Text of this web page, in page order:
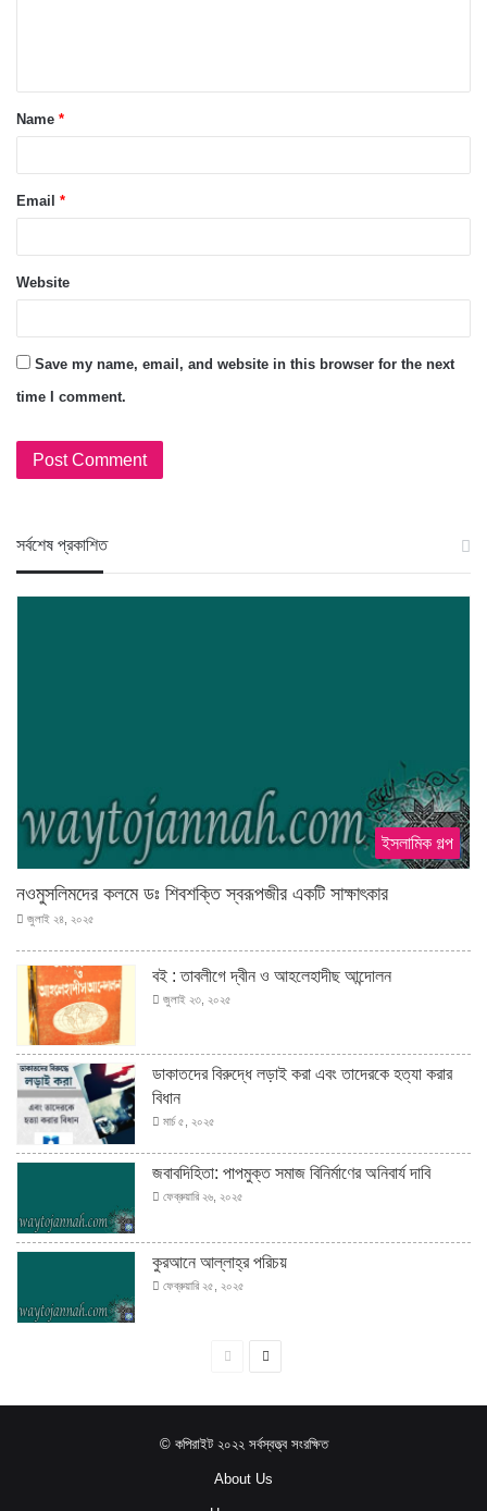
Name *
Email *
Website
Save my name, email, and website in this browser for the next
time I comment.
স‍র্বশেষ প্রকাশিত
ইসলামিক গল্প
নওমুসলিমদের কলমে ডঃ শিবশক্তি স্বরূপজীর একটি সাক্ষাৎকার
জুলাই ২৪, ২০২৫
বই : তাবলীগে দ্বীন ও আহলেহাদীছ আন্দোলন
জুলাই ২৩, ২০২৫
ডাকাতদের বিরুদ্ধে লড়াই করা এবং তাদেরকে হত্যা করার
বিধান
মার্চ ৫, ২০২৫
জবাবদিহিতা: পাপমুক্ত সমাজ বিনির্মাণের অনিবার্য দাবি
ফেব্রুয়ারি ২৬, ২০২৫
কুরআনে আল্লাহ্‌র পরিচয়
ফেব্রুয়ারি ২৫, ২০২৫
পূর্বের
পরবর্তী
© কপিরাইট ২০২২ সর্বস্বত্ত্ব সংরক্ষিত
About Us